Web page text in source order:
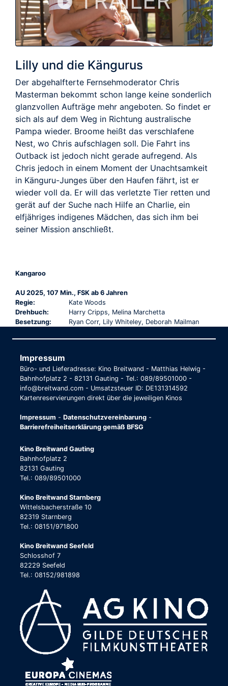
Lilly und die Kängurus
Der abgehalfterte Fernsehmoderator Chris
Masterman bekommt schon lange keine sonderlich
glanzvollen Aufträge mehr angeboten. So findet er
sich als auf dem Weg in Richtung australische
Pampa wieder. Broome heißt das verschlafene
Nest, wo Chris aufschlagen soll. Die Fahrt ins
Outback ist jedoch nicht gerade aufregend. Als
Chris jedoch in einem Moment der Unachtsamkeit
in Känguru-Junges über den Haufen fährt, ist er
wieder voll da. Er will das verletzte Tier retten und
gerät auf der Suche nach Hilfe an Charlie, ein
elfjähriges indigenes Mädchen, das sich ihm bei
seiner Mission anschließt.
Kangaroo
AU 2025, 107 Min., FSK ab 6 Jahren
Regie:
Kate Woods
Drehbuch:
Harry Cripps, Melina Marchetta
Besetzung:
Ryan Corr, Lily Whiteley, Deborah Mailman
Impressum
Büro- und Lieferadresse: Kino Breitwand - Matthias Helwig -
Bahnhofplatz 2 - 82131 Gauting - Tel.: 089/89501000 -
info@breitwand.com - Umsatzsteuer ID: DE131314592
Kartenreservierungen direkt über die jeweiligen Kinos
Impressum - Datenschutzvereinbarung -
Barrierefreiheitserklärung gemäß BFSG
Kino Breitwand Gauting
Bahnhofplatz 2
82131 Gauting
Tel.: 089/89501000
Kino Breitwand Starnberg
Wittelsbacherstraße 10
82319 Starnberg
Tel.: 08151/971800
Kino Breitwand Seefeld
Schlosshof 7
82229 Seefeld
Tel.: 08152/981898